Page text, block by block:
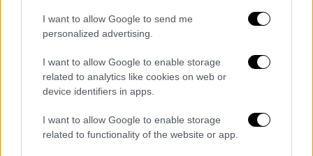
I want to allow Google to send me
personalized advertising.
I want to allow Google to enable storage
related to analytics like cookies on web or
device identifiers in apps.
I want to allow Google to enable storage
related to functionality of the website or app.
Πολέμου